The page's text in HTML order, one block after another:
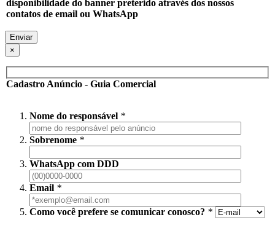
disponibilidade do banner preterido através dos nossos
contatos de email ou WhatsApp
×
Cadastro Anúncio - Guia Comercial
Nome do responsável *
Sobrenome *
WhatsApp com DDD
Email *
Como você prefere se comunicar conosco? *